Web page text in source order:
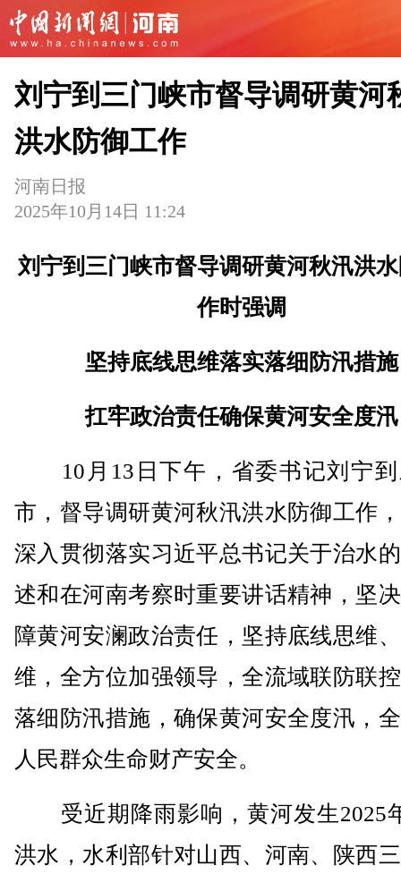
刘宁到三门峡市督导调研黄河
洪水防御工作
河南日报
2025年10月14日 11:24
刘宁到三门峡市督导调研黄河秋汛洪
作时强调
坚持底线思维落实落细防汛措施
扛牢政治责任确保黄河安全度汛
10月13日下午，省委书记刘宁到
市，督导调研黄河秋汛洪水防御工作
深入贯彻落实习近平总书记关于治水
述和在河南考察时重要讲话精神，坚
障黄河安澜政治责任，坚持底线思维
维，全方位加强领导，全流域联防联
落细防汛措施，确保黄河安全度汛，
人民群众生命财产安全。
受近期降雨影响，黄河发生2025
洪水，水利部针对山西、河南、陕西